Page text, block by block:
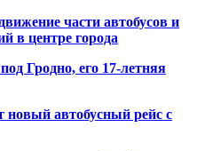
части автобусов и
в центре города
Гродно, его 17-летняя
новый автобусный рейс с